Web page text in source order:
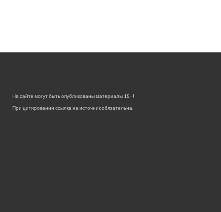
На сайте могут быть опубликованы материалы 18+!
При цитировании ссылка на источник обязательна.